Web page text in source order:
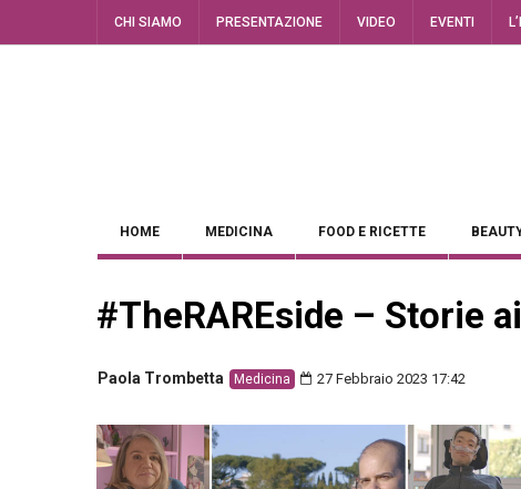
CHI SIAMO PRESENTAZIONE VIDEO EVENTI
HOME MEDICINA FOOD E RICETTE
#TheRAREside – Storie
Paola Trombetta Medicina 27 Febbraio 2023 17:42